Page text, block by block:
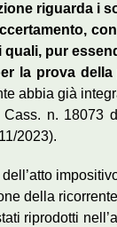
riguarda i
quali, pur
la prova
abbia già
n. 18073
2023).
della
riprodotti